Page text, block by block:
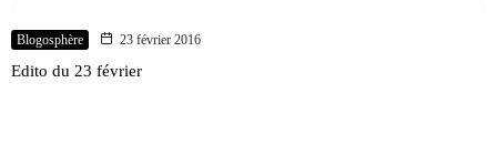
Blogosphère 23 février 2016
Edito du 23 février